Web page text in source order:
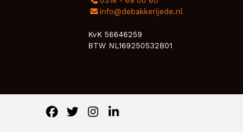
info@debakkerijede.nl
KvK 56646259
BTW NL169250532B01